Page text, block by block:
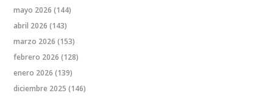
mayo 2026 (144)
abril 2026 (143)
marzo 2026 (153)
febrero 2026 (128)
enero 2026 (139)
diciembre 2025 (146)